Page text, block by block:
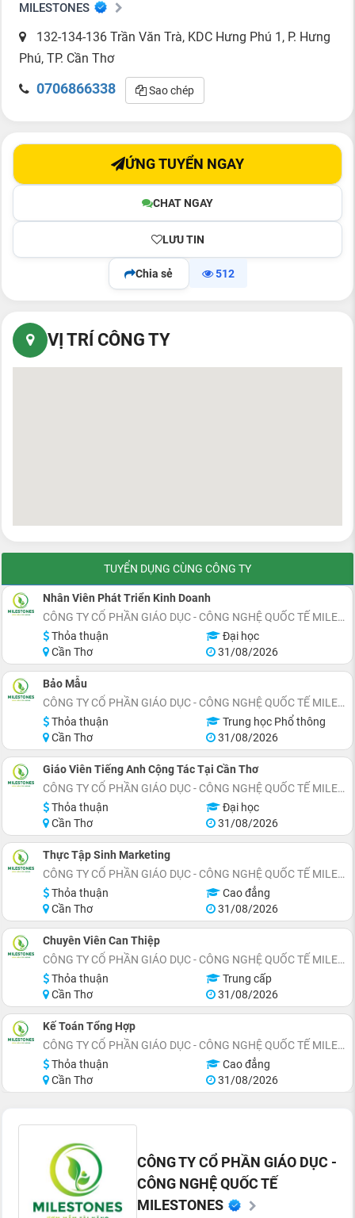
MILESTONES
132-134-136 Trần Văn Trà, KDC Hưng Phú 1, P. Hưng
Phú, TP. Cần Thơ
0706866338 Sao chép
CHAT NGAY
LƯU TIN
ỨNG TUYỂN NGAY
Chia sẻ 512
VỊ TRÍ CÔNG TY
TUYỂN DỤNG CÙNG CÔNG TY
Nhân Viên Phát Triển Kinh Doanh
CÔNG TY CỔ PHẦN GIÁO DỤC - CÔNG NGHỆ QUỐC TẾ MILESTONES
Thỏa thuận
Đại học
Cần Thơ
31/08/2026
Bảo Mẫu
CÔNG TY CỔ PHẦN GIÁO DỤC - CÔNG NGHỆ QUỐC TẾ MILESTONES
Thỏa thuận
Trung học Phổ thông
Cần Thơ
31/08/2026
Giáo Viên Tiếng Anh Cộng Tác Tại Cần Thơ
CÔNG TY CỔ PHẦN GIÁO DỤC - CÔNG NGHỆ QUỐC TẾ MILESTONES
Thỏa thuận
Đại học
Cần Thơ
31/08/2026
Thực Tập Sinh Marketing
CÔNG TY CỔ PHẦN GIÁO DỤC - CÔNG NGHỆ QUỐC TẾ MILESTONES
Thỏa thuận
Cao đẳng
Cần Thơ
31/08/2026
Chuyên Viên Can Thiệp
CÔNG TY CỔ PHẦN GIÁO DỤC - CÔNG NGHỆ QUỐC TẾ MILESTONES
Thỏa thuận
Trung cấp
Cần Thơ
31/08/2026
Kế Toán Tổng Hợp
CÔNG TY CỔ PHẦN GIÁO DỤC - CÔNG NGHỆ QUỐC TẾ MILESTONES
Thỏa thuận
Cao đẳng
Cần Thơ
31/08/2026
CÔNG TY CỔ PHẦN GIÁO DỤC -
CÔNG NGHỆ QUỐC TẾ
MILESTONES